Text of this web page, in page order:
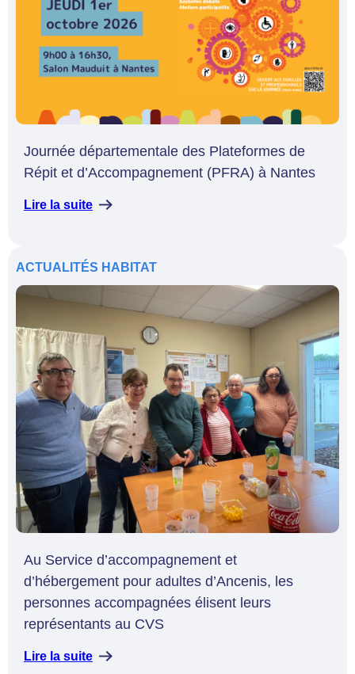
Journée départementale des Plateformes de
Répit et d’Accompagnement (PFRA) à Nantes
Lire la suite
ACTUALITÉS HABITAT
Au Service d’accompagnement et
d’hébergement pour adultes d’Ancenis, les
personnes accompagnées élisent leurs
représentants au CVS
Lire la suite